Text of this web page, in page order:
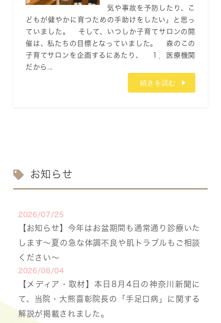
気や事故を予防したり、こ
どもが健やかに育つための手助けをしたい」と思っ
ていました。 そして、いつしか子育てサロンの開
催は、私たちの目標となっていました。 森のこの
子育てサロンを企画するにあたり、 １．医療機関
だから...
続きを読む
お知らせ
2026/07/25
【お知らせ】今年はお盆期間も通常通り診療いた
します〜夏の急な体調不良や肌トラブルもご相談
ください〜
2026/08/04
【メディア・取材】本日8月4日の神奈川新聞に
て、当院・大熊喜彰院長の「手足口病」に関する
解説が掲載されました。